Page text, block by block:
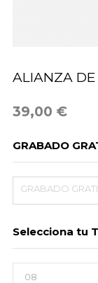
ALIANZA
39,00 €
GRABADO
Selecciona tu